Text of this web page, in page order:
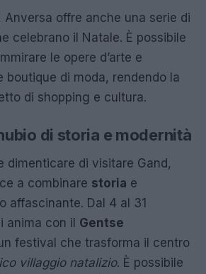
Anversa offre anche una serie di
celebrano il Natale. È possibile
le opere d’arte e
boutique di moda, rendendo la
di shopping e cultura.
di storia e modernità
dimenticare di visitare Gand,
a combinare storia e
affascinante. Dal 4 al 31
anima con il Gentse
festival che trasforma il centro
villaggio natalizio. È possibile